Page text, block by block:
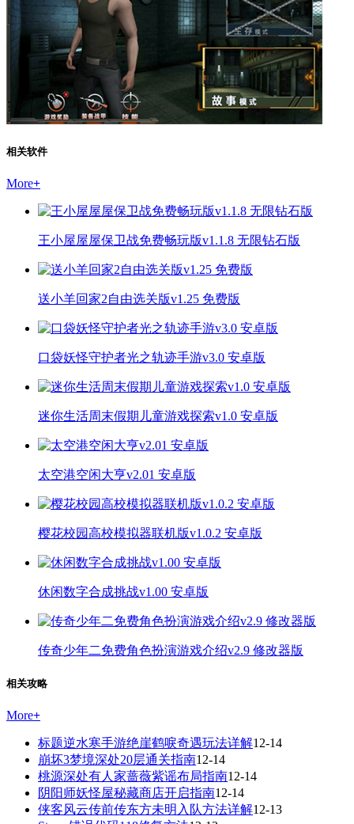
相关软件
More+
王小屋屋屋保卫战免费畅玩版v1.1.8 无限钻石版
送小羊回家2自由选关版v1.25 免费版
口袋妖怪守护者光之轨迹手游v3.0 安卓版
迷你生活周末假期儿童游戏探索v1.0 安卓版
太空港空闲大亨v2.01 安卓版
樱花校园高校模拟器联机版v1.0.2 安卓版
休闲数字合成挑战v1.00 安卓版
传奇少年二免费角色扮演游戏介绍v2.9 修改器版
相关攻略
More+
标题逆水寒手游绝崖鹤唳奇遇玩法详解12-14
崩坏3梦境深处20层通关指南12-14
桃源深处有人家蔷薇紫谣布局指南12-14
阴阳师妖怪屋秘藏商店开启指南12-14
侠客风云传前传东方未明入队方法详解12-13